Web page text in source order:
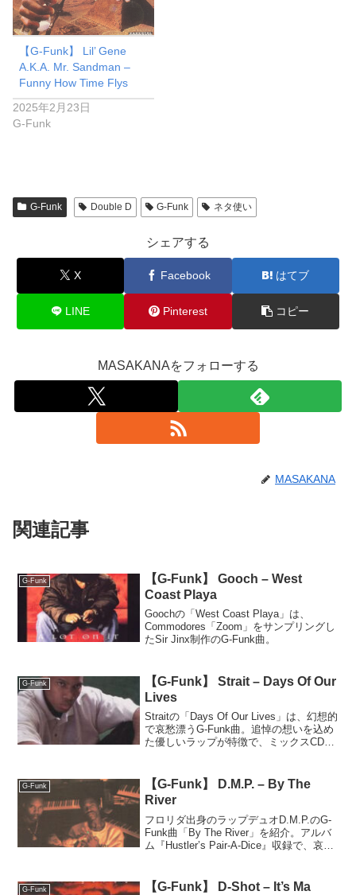
【G-Funk】 Lil’ Gene
A.K.A. Mr. Sandman –
Funny How Time Flys
2025年2月23日
G-Funk
G-Funk Double D G-Funk ネタ使い
シェアする
X Facebook はてブ
LINE Pinterest コピー
MASAKANAをフォローする
MASAKANA
関連記事
G-Funk
【G-Funk】 Gooch – West
Coast Playa
Goochの「West Coast Playa」は、
Commodores「Zoom」をサンプリングし
たSir Jinx制作のG-Funk曲。
G-Funk
【G-Funk】 Strait – Days Of Our
Lives
Straitの「Days Of Our Lives」は、幻想的
で哀愁漂うG-Funk曲。追悼の想いを込め
た優しいラップが特徴で、ミックスCDの
G-Funk
【G-Funk】 D.M.P. – By The
River
フロリダ出身のラップデュオD.M.P.のG-
Funk曲「By The River」を紹介。アルバ
ム『Hustler’s Pair-A-Dice』収録で、哀愁
る一曲。
G-Funk
【G-Funk】 D-Shot – It’s Ma